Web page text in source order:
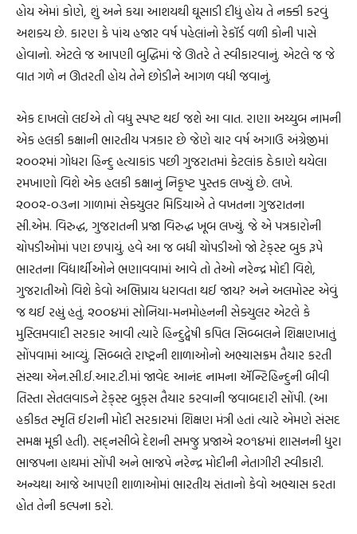
હોય એમાં કોણે, શું અને કયા આશયથી ઘૂસાડી દીધું હોય તે નક્કી કરવું
અશક્ય છે. કારણ કે પાંચ હજાર વર્ષ પહેલાંનો રેકૉર્ડ વળી કોની પાસે
હોવાનો. એટલે જ આપણી બુદ્ધિમાં જે ઊતરે તે સ્વીકારવાનું. એટલે જ જે
વાત ગળે ન ઊતરતી હોય તેને છોડીને આગળ વધી જવાનું.
એક દાખલો લઈએ તો વધુ સ્પષ્ટ થઈ જશે આ વાત. રાણા અય્યુબ નામની
એક હલકી કક્ષાની ભારતીય પત્રકાર છે જેણે ચાર વર્ષ અગાઉ અંગ્રેજીમાં
૨૦૦૨માં ગોધરા હિન્દુ હત્યાકાંડ પછી ગુજરાતમાં કેટલાંક ઠેકાણે થયેલા
રમખાણો વિશે એક હલકી કક્ષાનું નિકૃષ્ટ પુસ્તક લખ્યું છે. લખે.
૨૦૦૨-૦૩ના ગાળામાં સેક્યુલર મિડિયાએ તે વખતના ગુજરાતના
સી.એમ. વિરુદ્ધ, ગુજરાતની પ્રજા વિરુદ્ધ ખૂબ લખ્યું. જે એ પત્રકારોની
ચોપડીઓમાં પણ છપાયું. હવે આ જ બધી ચોપડીઓ જો ટેક્‌સ્ટ બુક રૂપે
ભારતના વિદ્યાર્થીઓને ભણાવવામાં આવે તો તેઓ નરેન્દ્ર મોદી વિશે,
ગુજરાતીઓ વિશે કેવો અભિપ્રાય ધરાવતા થઈ જાય? અને અલમોસ્ટ એવું
જ થઈ રહ્યું હતું. ૨૦૦૪માં સોનિયા-મનમોહનની સેક્યુલર એટલે કે
મુસ્લિમવાદી સરકાર આવી ત્યારે હિન્દુદ્વેષી કપિલ સિબ્બલને શિક્ષણખાતું
સોંપવામાં આવ્યું. સિબ્બલે રાષ્ટ્રની શાળાઓનો અભ્યાસક્રમ તૈયાર કરતી
સંસ્થા એન.સી.ઈ.આર.ટી.માં જાવેદ આનંદ નામના ઍન્ટિહિન્દુની બીવી
તિસ્તા સેતલવાડને ટેક્‌સ્ટ બુક્‌સ તૈયાર કરવાની જવાબદારી સોંપી. (આ
હકીકત સ્મૃતિ ઈરાની મોદી સરકારમાં શિક્ષણ મંત્રી હતાં ત્યારે એમણે સંસદ
સમક્ષ મૂકી હતી). સદ્‌નસીબે દેશની સમજુ પ્રજાએ ૨૦૧૪માં શાસનની ધુરા
ભાજપના હાથમાં સોંપી અને ભાજપે નરેન્દ્ર મોદીની નેતાગીરી સ્વીકારી.
અન્યથા આજે આપણી શાળાઓમાં ભારતીય સંતાનો કેવો અભ્યાસ કરતા
હોત તેની કલ્પના કરો.